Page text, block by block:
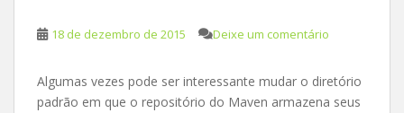
18 de dezembro de 2015 Deixe um comentário
Algumas vezes pode ser interessante mudar o diretório
padrão em que o repositório do Maven armazena seus